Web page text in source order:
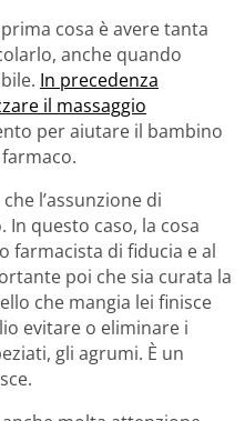
cosa è avere tanta
anche quando
In precedenza
il massaggio
per aiutare il bambino
l’assunzione di
In questo caso, la cosa
farmacista di fiducia e al
poi che sia curata la
che mangia lei finisce
evitare o eliminare i
gli agrumi. È un